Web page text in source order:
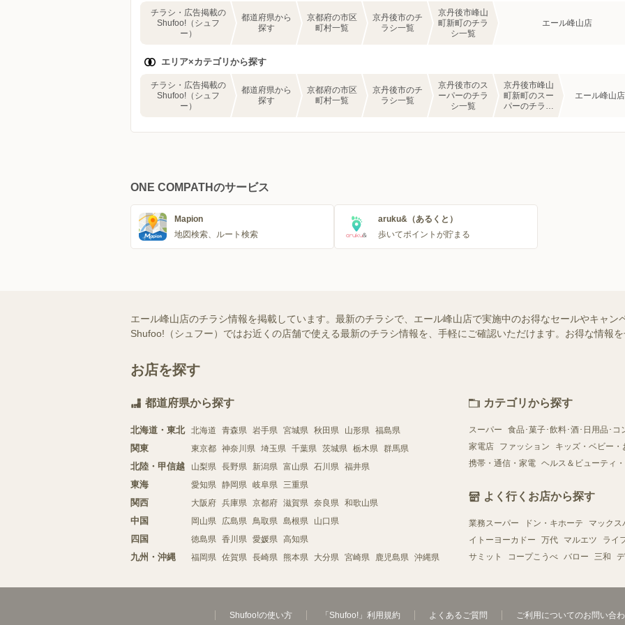
チラシ・広告掲載の
Shufoo!（シュフ
ー）
都道府県から
探す
京都府の市区
町村一覧
京丹後市のチ
ラシ一覧
京丹後市峰山
町新町のチラ
シ一覧
エール峰山店
エリア×カテゴリから探す
チラシ・広告掲載の
Shufoo!（シュフ
ー）
都道府県から
探す
京都府の市区
町村一覧
京丹後市のチ
ラシ一覧
京丹後市のス
ーパーのチラ
シ一覧
京丹後市峰山
町新町のスー
パーのチラシ
エール峰山店
ONE COMPATHのサービス
Mapion
地図検索、ルート検索
aruku&（あるくと）
歩いてポイントが貯まる
エール峰山店のチラシ情報を掲載しています。最新のチラシで、エール峰山店で実施中のお得なセールやキャン
Shufoo!（シュフー）ではお近くの店舗で使える最新のチラシ情報を、手軽にご確認いただけます。お得な情報を
お店を探す
都道府県から探す
北海道・東北 北海道 青森県 岩手県 宮城県 秋田県 山形県 福島県
関東 東京都 神奈川県 埼玉県 千葉県 茨城県 栃木県 群馬県
北陸・甲信越 山梨県 長野県 新潟県 富山県 石川県 福井県
東海 愛知県 静岡県 岐阜県 三重県
関西 大阪府 兵庫県 京都府 滋賀県 奈良県 和歌山県
中国 岡山県 広島県 鳥取県 島根県 山口県
四国 徳島県 香川県 愛媛県 高知県
九州・沖縄 福岡県 佐賀県 長崎県 熊本県 大分県 宮崎県 鹿児島県 沖縄県
カテゴリから探す
スーパー 食品･菓子･飲料･酒･日用品･コ
家電店
ファッション キッズ・ベビー・
携帯・通信・家電 ヘルス＆ビューティ
よく行くお店から探す
業務スーパー ドン・キホーテ マックス
イトーヨーカドー
万代 マルエツ ライ
サミット
コープこうべ バロー 三和
Shufoo!の使い方 「Shufoo!」利用規約 よくあるご質問 ご利用についてのお問い合